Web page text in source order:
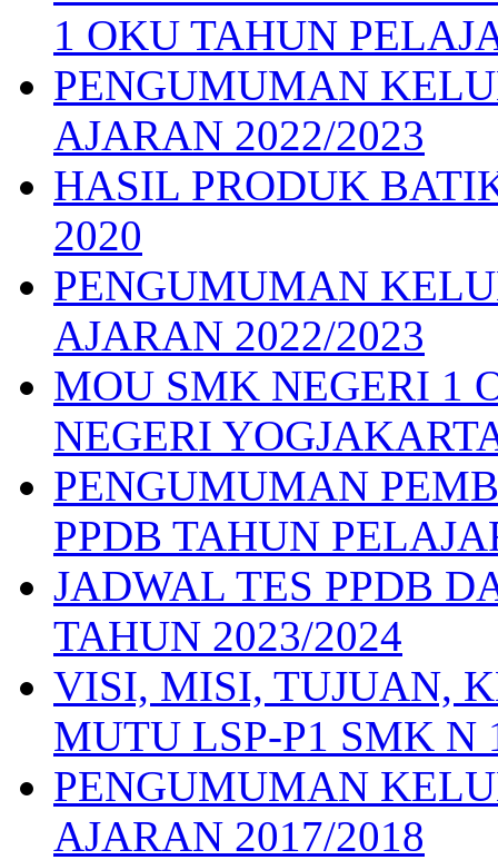
1 OKU TAHUN
PENGUMUMAN
AJARAN 2022/2023
HASIL PRODUK
2020
PENGUMUMAN
AJARAN 2022/2023
MOU SMK NEGERI 1
NEGERI
PENGUMUMAN
PPDB TAHUN
JADWAL TES PPDB
TAHUN 2023/2024
VISI, MISI, TUJUAN,
MUTU LSP-P1 SMK N
PENGUMUMAN
AJARAN 2017/2018